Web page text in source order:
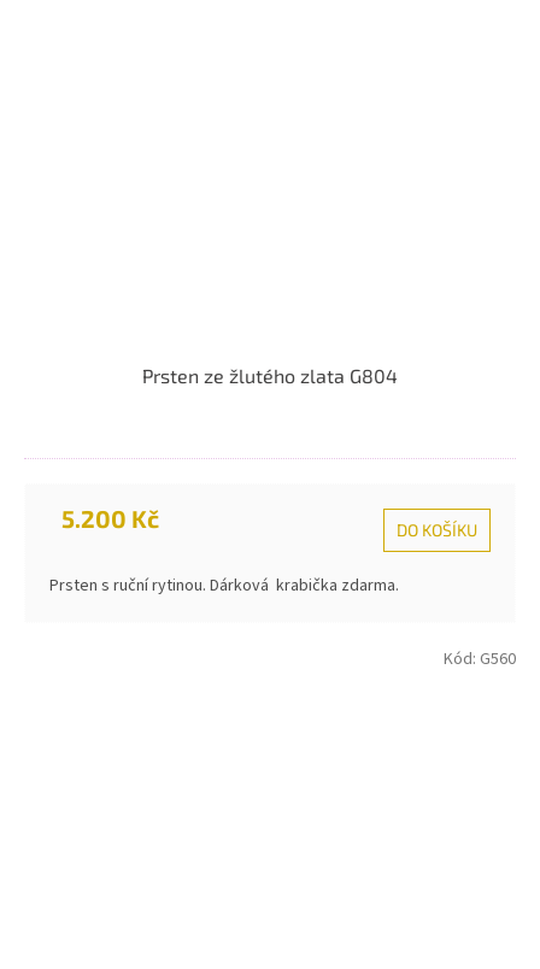
Prsten ze žlutého zlata G804
5.200 Kč DO KOŠÍKU
Prsten s ruční rytinou. Dárková krabička zdarma.
Kód: G560